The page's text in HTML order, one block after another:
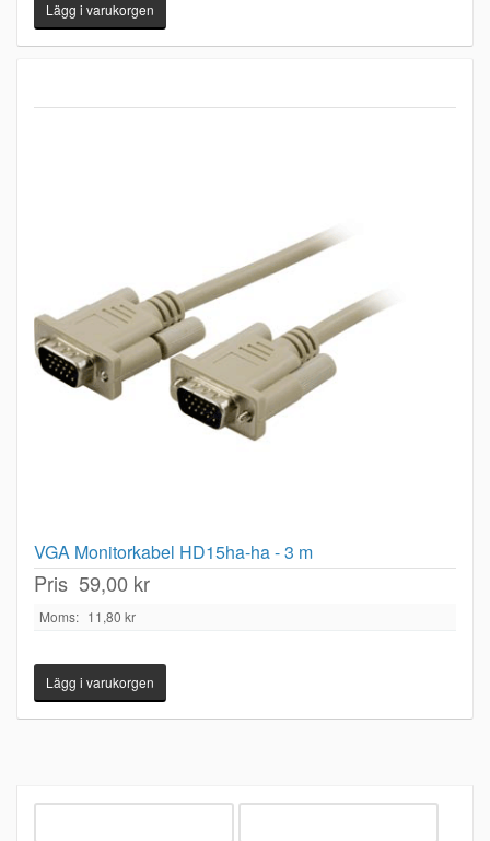
VGA Monitorkabel HD15ha-ha - 3 m
Pris 59,00 kr
Moms: 11,80 kr